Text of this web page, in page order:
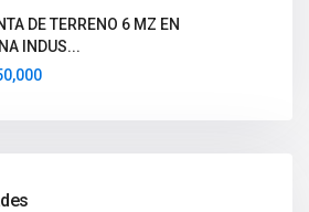
DE TERRENO 6 MZ EN
INDUS...